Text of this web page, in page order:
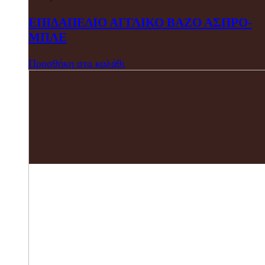
ΕΠΙΔΑΠΕΔΙΟ ΑΓΓΛΙΚΟ ΒΑΖΟ ΑΣΠΡΟ-
ΜΠΛΕ
Προσθήκη στο καλάθι